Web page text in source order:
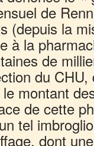
de
(depuis la
à la
de
du
montant
de cette
tel
dont